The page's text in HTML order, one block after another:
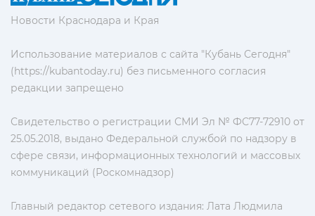
Новости Краснодара и Края
Использование материалов с сайта "Кубань Сегодня"
(https://kubantoday.ru) без письменного согласия
редакции запрещено
Свидетельство о регистрации СМИ Эл № ФС77-72910 от
25.05.2018, выдано Федеральной службой по надзору в
сфере связи, информационных технологий и массовых
коммуникаций (Роскомнадзор)
Главный редактор сетевого издания: Лата Людмила